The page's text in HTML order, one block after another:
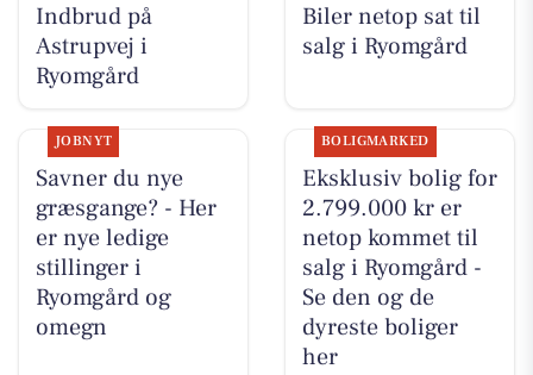
Indbrud på
Astrupvej i
Ryomgård
Biler netop sat til
salg i Ryomgård
JOBNYT
Savner du nye
græsgange? - Her
er nye ledige
stillinger i
Ryomgård og
omegn
BOLIGMARKED
Eksklusiv bolig for
2.799.000 kr er
netop kommet til
salg i Ryomgård -
Se den og de
dyreste boliger
her